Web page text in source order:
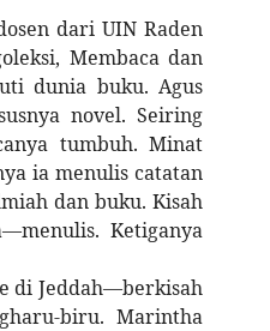
dari UIN Raden
Membaca dan
dunia buku. Agus
novel. Seiring
tumbuh. Minat
ia menulis catatan
dan buku. Kisah
Ketiganya
di Jeddah—berkisah
biru. Marintha